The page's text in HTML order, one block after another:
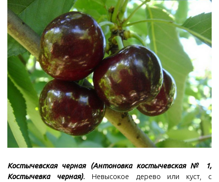
Костычевская черная
(Антоновка костычевская № 1,
Костычевка черная). Невысокое дерево или куст, с